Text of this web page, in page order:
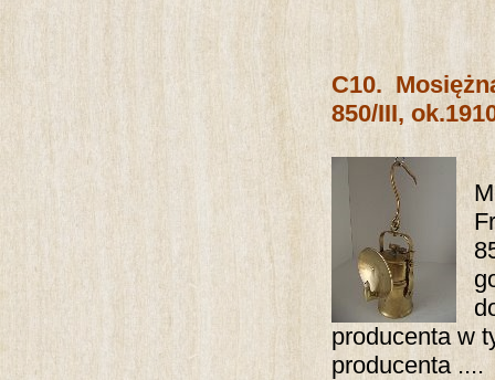
C10.
850/III,
producenta w
producenta ....